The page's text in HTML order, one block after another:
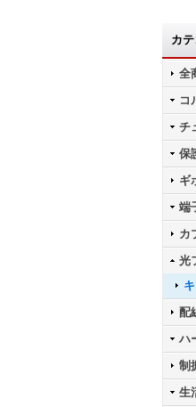
カ
全
コ
チ
保
ギ
端
カ
光
配
ハ
制
生